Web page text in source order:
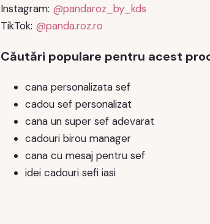
Instagram: @pandaroz_by_kds
TikTok: @panda.roz.ro
Căutări populare pentru acest
cana personalizata sef
cadou sef personalizat
cana un super sef adevarat
cadouri birou manager
cana cu mesaj pentru sef
idei cadouri sefi iasi